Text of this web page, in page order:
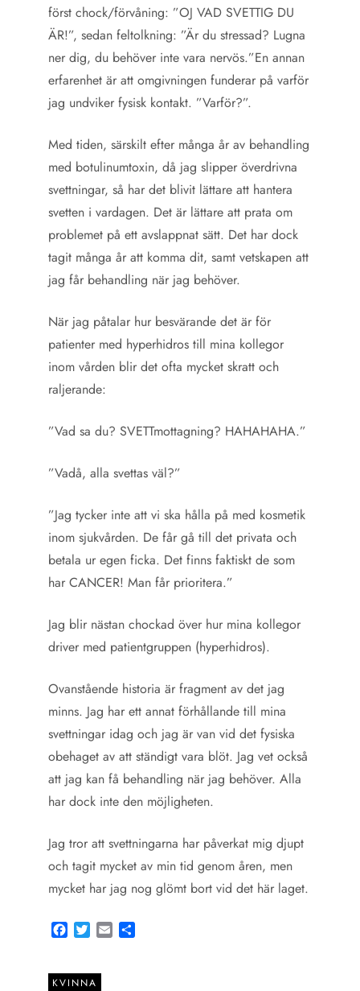
först chock/förvåning: ”OJ VAD SVETTIG DU
ÄR!”, sedan feltolkning: ”Är du stressad? Lugna
ner dig, du behöver inte vara nervös.”En annan
erfarenhet är att omgivningen funderar på varför
jag undviker fysisk kontakt. ”Varför?”.
Med tiden, särskilt efter många år av behandling
med botulinumtoxin, då jag slipper överdrivna
svettningar, så har det blivit lättare att hantera
svetten i vardagen. Det är lättare att prata om
problemet på ett avslappnat sätt. Det har dock
tagit många år att komma dit, samt vetskapen att
jag får behandling när jag behöver.
När jag påtalar hur besvärande det är för
patienter med hyperhidros till mina kollegor
inom vården blir det ofta mycket skratt och
raljerande:
”Vad sa du? SVETTmottagning? HAHAHAHA.”
”Vadå, alla svettas väl?”
”Jag tycker inte att vi ska hålla på med kosmetik
inom sjukvården. De får gå till det privata och
betala ur egen ficka. Det finns faktiskt de som
har CANCER! Man får prioritera.”
Jag blir nästan chockad över hur mina kollegor
driver med patientgruppen (hyperhidros).
Ovanstående historia är fragment av det jag
minns. Jag har ett annat förhållande till mina
svettningar idag och jag är van vid det fysiska
obehaget av att ständigt vara blöt. Jag vet också
att jag kan få behandling när jag behöver. Alla
har dock inte den möjligheten.
Jag tror att svettningarna har påverkat mig djupt
och tagit mycket av min tid genom åren, men
mycket har jag nog glömt bort vid det här laget.
Facebook
TwitterEmail
KVINNA